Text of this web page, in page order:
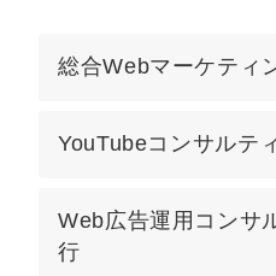
インターン
マーケマネージャー
総合Webマーケティ
YouTubeコンサルテ
Web広告運用コンサ
行